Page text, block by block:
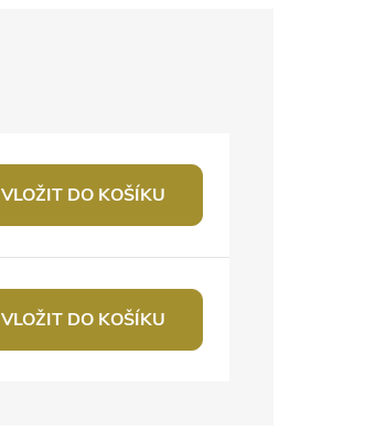
VLOŽIT DO KOŠÍKU
VLOŽIT DO KOŠÍKU